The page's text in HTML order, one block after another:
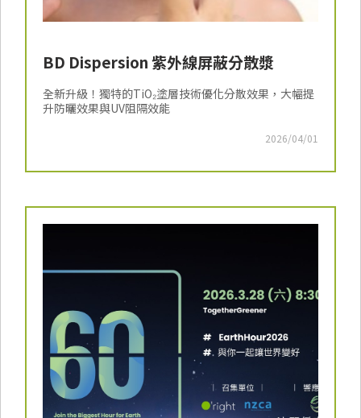
BD Dispersion 紫外線屏蔽分散漿
全新升級！獨特的TiO₂塗層技術優化分散效果，大幅提
升防曬效果與UV阻隔效能
2026/04/01